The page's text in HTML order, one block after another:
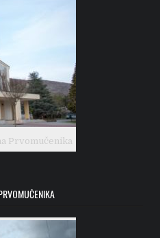
Prvomučenika